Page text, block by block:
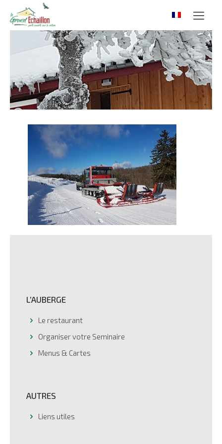
L’AUBERGE
Le restaurant
Organiser votre Seminaire
Menus & Cartes
AUTRES
Liens utiles